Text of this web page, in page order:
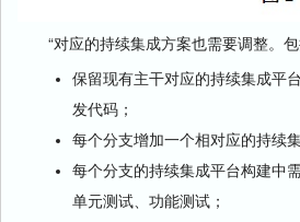
“对应的持续集成方案也需要调整。包
保留现有主干对应的持续集成平
发代码；
每个分支增加一个相对应的持续
每个分支的持续集成平台构建中
单元测试、功能测试；